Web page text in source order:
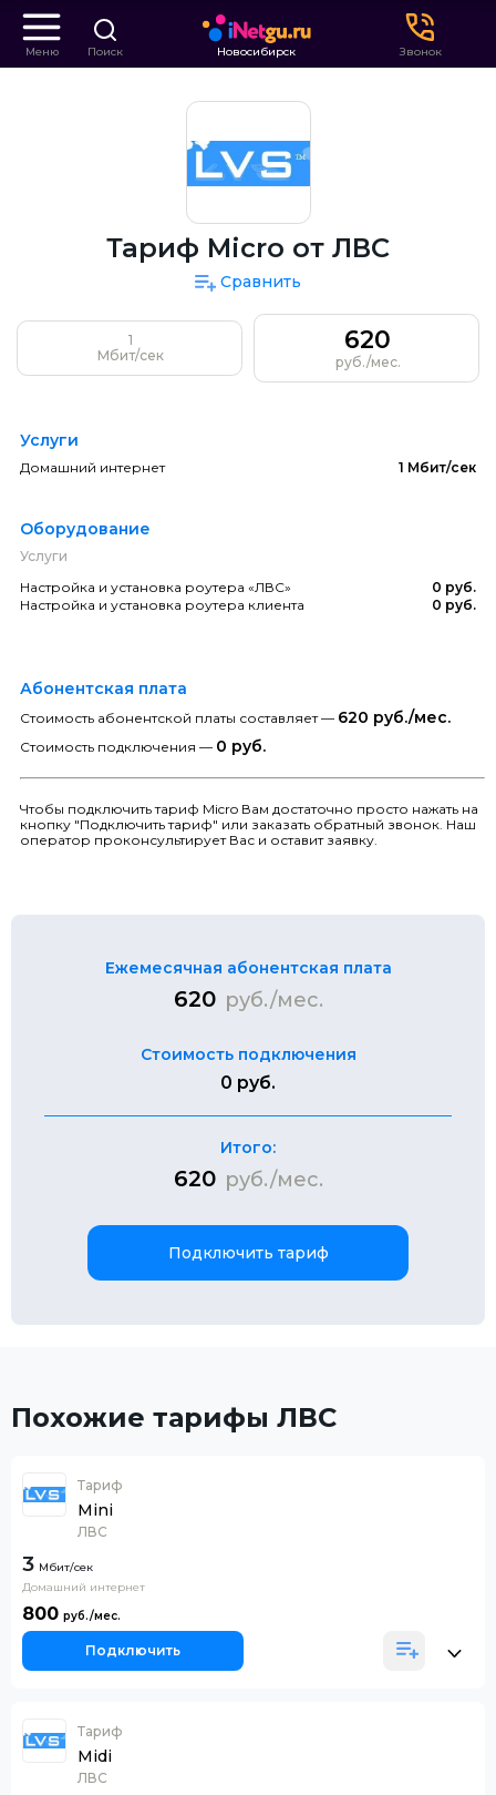
Меню Поиск Новосибирск Звонок
Тариф Micro от ЛВС
Сравнить
1
Мбит/сек
620
руб./мес.
Услуги
Домашний интернет 1 Мбит/сек
Оборудование
Услуги
Настройка и установка роутера «ЛВС»
0 руб.
Настройка и установка роутера клиента
0 руб.
Абонентская плата
Стоимость абонентской платы составляет — 620 руб./мес.
Стоимость подключения — 0 руб.
Чтобы подключить тариф Micro Вам достаточно просто нажать на
кнопку "Подключить тариф" или заказать обратный звонок. Наш
оператор проконсультирует Вас и оставит заявку.
Ежемесячная абонентская плата
620 руб./мес.
Стоимость подключения
0 руб.
Итого:
620 руб./мес.
Подключить тариф
Похожие тарифы ЛВС
Тариф
Mini
ЛВС
3
Домашний интернет
800
Подключить
Тариф
Midi
ЛВС